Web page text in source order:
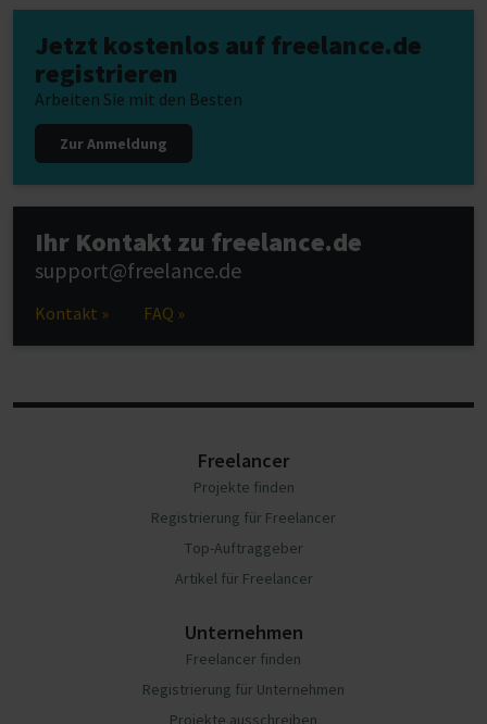
Jetzt kostenlos auf freelance.de
registrieren
Arbeiten Sie mit den Besten
Zur Anmeldung
Ihr Kontakt zu freelance.de
support@freelance.de
Kontakt » FAQ »
Freelancer
Projekte finden
Registrierung für Freelancer
Top-Auftraggeber
Artikel für Freelancer
Unternehmen
Freelancer finden
Registrierung für Unternehmen
Projekte ausschreiben